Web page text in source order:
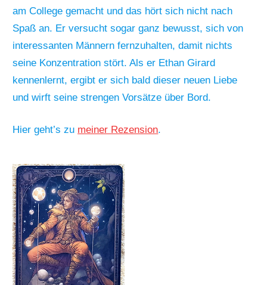
am College gemacht und das hört sich nicht nach
Spaß an. Er versucht sogar ganz bewusst, sich von
interessanten Männern fernzuhalten, damit nichts
seine Konzentration stört. Als er Ethan Girard
kennenlernt, ergibt er sich bald dieser neuen Liebe
und wirft seine strengen Vorsätze über Bord.
Hier geht’s zu meiner Rezension.